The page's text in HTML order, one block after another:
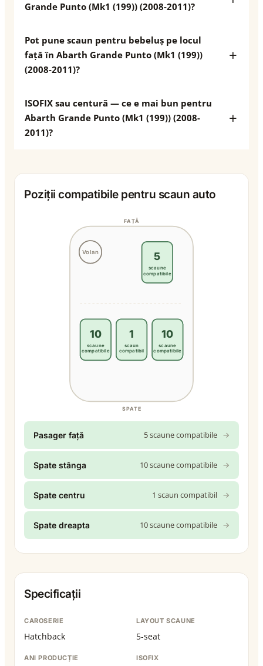
Grande Punto (Mk1 (199)) (2008-2011)?
Pot pune scaun pentru bebeluș pe locul
față în Abarth Grande Punto (Mk1 (199))
(2008-2011)?
ISOFIX sau centură — ce e mai bun pentru
Abarth Grande Punto (Mk1 (199)) (2008-
2011)?
Poziții compatibile pentru scaun auto
Volan
FAȚĂ
SPATE
5
scaune
compatibile
10
scaune
compatibile
1
scaun
compatibil
10
scaune
compatibile
Pasager față 5 scaune compatibile →
Spate stânga 10 scaune compatibile →
Spate centru 1 scaun compatibil →
Spate dreapta 10 scaune compatibile →
Specificații
CAROSERIE
Hatchback
LAYOUT SCAUNE
5-seat
ANI PRODUCȚIE ISOFIX